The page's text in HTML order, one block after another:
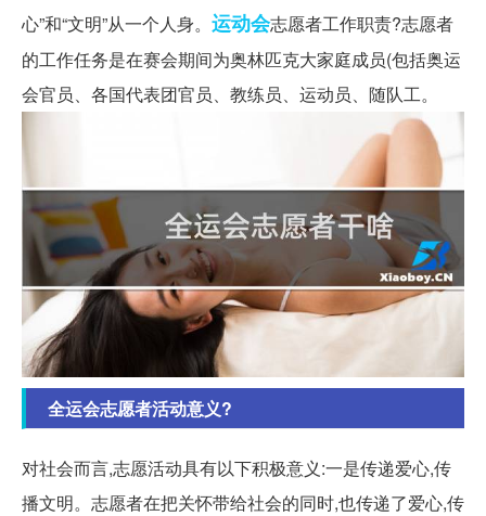
心”和“文明”从一个人身。 运动会志愿者工作职责?志愿者
的工作任务是在赛会期间为奥林匹克大家庭成员(包括奥运
会官员、各国代表团官员、教练员、运动员、随队工。
全运会志愿者活动意义?
对社会而言,志愿活动具有以下积极意义:一是传递爱心,传
播文明。志愿者在把关怀带给社会的同时,也传递了爱心,传